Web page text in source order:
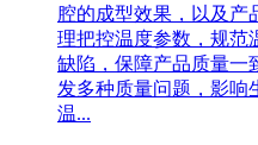
腔的成型效果，以及产
理把控温度参数，规范
缺陷，保障产品质量一
发多种质量问题，影
温...